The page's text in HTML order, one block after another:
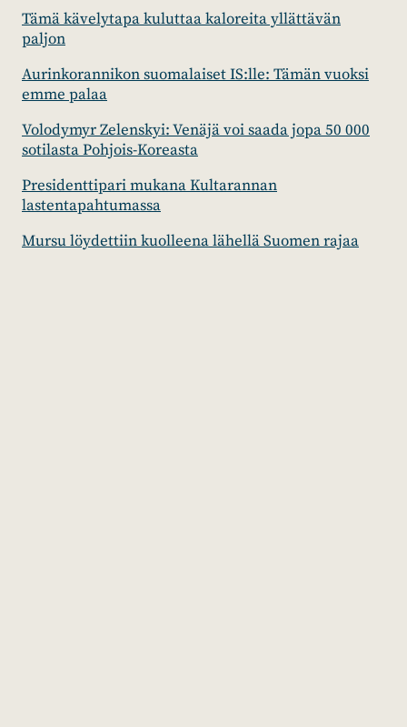
Tämä kävelytapa kuluttaa kaloreita yllättävän
paljon
Aurinkorannikon suomalaiset IS:lle: Tämän vuoksi
emme palaa
Volodymyr Zelenskyi: Venäjä voi saada jopa 50 000
sotilasta Pohjois-Koreasta
Presidenttipari mukana Kultarannan
lastentapahtumassa
Mursu löydettiin kuolleena lähellä Suomen rajaa